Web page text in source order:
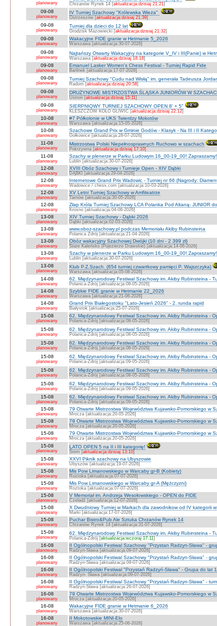
planowany Chrzanów Rynek 14 [aktualizacja:dzisiaj 21:21]
09-08
planowany
IV Turniej Szachowy "Królewska Wieża"
Ostrzeszów [aktualizacja:dzisiaj 21:39]
09-08
planowany
Turniej dla dzieci do 12 lat
Grodzisk Mazowiecki [aktualizacja:dzisiaj 21:32]
09-08
planowany
Wakacyjne FIDE granie w Hetmanie 5_2026
Warszawa [aktualizacja:30-07-2026]
09-08
planowany
Najtańszy Otwarty Wakacyjny na kategorie V_IV i III(Panie) w
Warszawa [aktualizacja:dzisiaj 18:18]
09-08
planowany
Emanuel Lasker Women's Chess Festival - Turniej Rapid Fide
Barlinek [aktualizacja:17-07-2026]
09-08
planowany
Turniej Szachowy "Cudu nad Wisłą" im. generała Tadeusza
Radom [aktualizacja:dzisiaj 20:58]
09-08
planowany
DRUŻYNOWE MISTRZOSTWA ŚLĄSKA JUNIORÓW W
Ustroń [aktualizacja:dzisiaj 15:11]
09-08
planowany
SIERPNIOWY TURNIEJ SZACHOWY OPEN 8' + 5"
KLESZCZÓW KOŁO GLIWIC [aktualizacja:dzisiaj 22:12]
10-08
planowany
#7 Półkolonie w UKS Twierdzy Mokotów
Warszawa [aktualizacja:15-05-2026]
10-08
planowany
Szachowe Grand Prix w Gminie Godów - Klasyk - Na III i II
Gołkowice [aktualizacja:28-07-2026]
11-08
planowany
Mistrzostwa Polski Niepełnosprawnych Ruchowo w szachach
Pokrzywna [aktualizacja:dzisiaj 17:10]
11-08
planowany
Szachy w plenerze w Parku Ludowym 16_00-19_00! Zapraszamy!
Lublin [aktualizacja:30-07-2026]
12-08
planowany
XVIII Obóz Szachowy i Turnieje Open - XIV Dąbki
DĄBKI [aktualizacja:29-04-2026]
12-08
planowany
Internetowe Grand Prix Wadowic - Turniej nr 66 (Nagrody:
Wadowice / chess.com [aktualizacja:10-03-2026]
12-08
planowany
XV Letni Turniej Szachowy w Amfiteatrze
Tarnów [aktualizacja:30-05-2026]
12-08
planowany
Złap Króla Turniej Szachowy LCA Polanka Pod Altaną- JUNIOR
Krosno [aktualizacja:04-08-2026]
13-08
planowany
XIV Turniej Szachowy - Dąbki 2026
Dąbki [aktualizacja:02-03-2026]
13-08
planowany
www.oboz-szachowy.pl podczas Memoriału Akiby Rubinsteina
Polanica Zdrój [aktualizacja:21-04-2026]
13-08
planowany
Obóz wakacyjny Szachowej Dwójki (10 dni - 2 399 zł)
Stare Kaleńsko (Pojezierze Drawskie) [aktualizacja:14-06-2026]
13-08
planowany
Szachy w plenerze w Parku Ludowym 16_00-19_00! Zapraszamy!
Lublin [aktualizacja:30-07-2026]
13-08
planowany
Klub P.Z.Szach. (654 turniej czwartkowy pamięci P. Wajszczyka)
Warszawa [aktualizacja:05-08-2026]
14-08
planowany
62. Międzynarodowy Festiwal Szachowy im. Akiby Rubinsteina -
Polanica-Zdrój [aktualizacja:08-05-2026]
14-08
planowany
Szybkie FIDE granie w Hetmanie 22_2026
Warszawa [aktualizacja:21-06-2026]
14-08
planowany
Grand Prix Białegostoku "Lato-Jesień 2026" - 2. runda rapid
Białystok [aktualizacja:25-07-2026]
15-08
planowany
62. Międzynarodowy Festiwal Szachowy im. Akiby Rubinsteina -
Polanica-Zdrój [aktualizacja:08-05-2026]
15-08
planowany
62. Międzynarodowy Festiwal Szachowy im. Akiby Rubinsteina -
Polanica-Zdrój [aktualizacja:08-05-2026]
15-08
planowany
62. Międzynarodowy Festiwal Szachowy im. Akiby Rubinsteina -
Polanica-Zdrój [aktualizacja:08-05-2026]
15-08
planowany
62. Międzynarodowy Festiwal Szachowy im. Akiby Rubinsteina -
Polanica-Zdrój [aktualizacja:09-05-2026]
15-08
planowany
62. Międzynarodowy Festiwal Szachowy im. Akiby Rubinsteina -
Polanica-Zdrój [aktualizacja:08-05-2026]
15-08
planowany
62. Międzynarodowy Festiwal Szachowy im. Akiby Rubinsteina -
Polanica-Zdrój [aktualizacja:09-05-2026]
15-08
planowany
62. Międzynarodowy Festiwal Szachowy im. Akiby Rubinsteina -
Polanica-Zdrój [aktualizacja:09-05-2026]
15-08
planowany
79 Otwarte Mistrzostwa Województwa Kujawsko-Pomorskiego w
Mrocza [aktualizacja:20-05-2026]
15-08
planowany
79 Otwarte Mistrzostwa Województwa Kujawsko-Pomorskiego w
Mrocza [aktualizacja:20-05-2026]
15-08
planowany
79 Otwarte Mistrzostwa Województwa Kujawsko-Pomorskiego w
Mrocza [aktualizacja:20-05-2026]
15-08
planowany
LATO OPEN 5 na II i III kategorię!
Śrem [aktualizacja:dzisiaj 13:10]
15-08
planowany
XXVI Piknik szachowy na Ubyszowie
Ubyszów [aktualizacja:19-07-2026]
15-08
planowany
Mis Pow Limanowskiego w Warcaby gr-B (Kobiety)
Roztoka [aktualizacja:07-07-2026]
15-08
planowany
Mis Pow Limanowskiego w Warcaby gr-A (Mężczyzni)
Roztoka [aktualizacja:07-07-2026]
15-08
planowany
V Memoriał im. Andrzeja Wesołowskiego - OPEN do FIDE
Czeladź [aktualizacja:12-07-2026]
15-08
planowany
X Dwudniowy Turniej w Markach dla zawodnikow od IV kategorii
Marki [aktualizacja:17-07-2026]
15-08
planowany
Puchar Bistro&Pub Ale Sztuka Chrzanów Rynek 14
Chrzanów Rynek 14 [aktualizacja:31-07-2026]
15-08
planowany
62. Międzynarodowy Festiwal Szachowy im. Akiby Rubinsteina -
Polanica-Zdrój [aktualizacja:wczoraj 17:11]
16-08
planowany
II Ogólnopolski Festiwal Szachowy "Przystan Radzyn-Sława" -
Radzyn-Sława [aktualizacja:09-07-2026]
16-08
planowany
II Ogólnopolski Festiwal Szachowy "Przystań Radzyn-Sława" -
Radzyn-Sława [aktualizacja:09-07-2026]
16-08
planowany
II Ogólnopolski Festiwal "Przystań Radzyń-Sława" - Grupa do lat
Radzyn- Sława [aktualizacja:09-07-2026]
16-08
planowany
II Ogólnopolski Festiwal Szachowy "Przystań Radzyn-Sława" -
Radzyń-Sława [aktualizacja:26-07-2026]
16-08
planowany
79 Otwarte Mistrzostwa Województwa Kujawsko-Pomorskiego w
Mrocza [aktualizacja:20-05-2026]
16-08
planowany
Wakacyjne FIDE granie w Hetmanie 6_2026
Warszawa [aktualizacja:30-07-2026]
16-08
planowany
II Mokotowskie MINI-Elo
Warszawa [aktualizacja:25-06-2026]